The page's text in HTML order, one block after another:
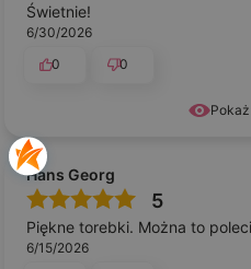
Świetnie!
6/30/2026
0
0
Hans Georg
5
Piękne torebki. Można to
6/15/2026